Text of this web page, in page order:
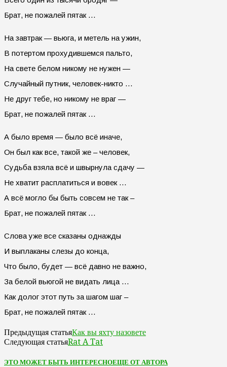
Брат, не пожалей пятак …
На завтрак — вьюга, и метель на ужин,
В потертом прохудившемся пальто,
На свете белом никому не нужен —
Случайный путник, человек-никто …
Не друг тебе, но никому не враг —
Брат, не пожалей пятак …
А было время — было всё иначе,
Он был как все, такой же – человек,
Судьба взяла всё и швырнула сдачу —
Не хватит расплатиться и вовек …
А всё могло бы быть совсем не так –
Брат, не пожалей пятак …
Слова уже все сказаны однажды
И выплаканы слезы до конца,
Что было, будет — всё давно не важно,
За белой вьюгой не видать лица …
Как долог этот путь за шагом шаг –
Брат, не пожалей пятак …
Предыдущая статьяКак вы яхту назовете
Следующая статьяRat A Tat
ЭТО МОЖЕТ БЫТЬ ИНТЕРЕСНОЕЩЕ ОТ АВТОРА